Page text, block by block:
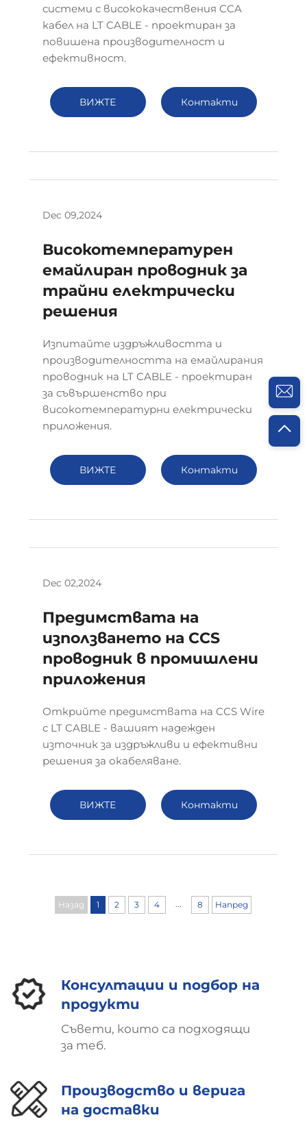
системи с висококачествения CCA
кабел на LT CABLE - проектиран за
повишена производителност и
ефективност.
ВИЖТЕ Контакти
Dec 09,2024
Високотемпературен
емайлиран проводник за
трайни електрически
решения
Изпитайте издръжливостта и
производителността на емайлирания
проводник на LT CABLE - проектиран
за съвършенство при
високотемпературни електрически
приложения.
ВИЖТЕ Контакти
Dec 02,2024
Предимствата на
използването на CCS
проводник в промишлени
приложения
Открийте предимствата на CCS Wire
с LT CABLE - вашият надежден
източник за издръжливи и ефективни
решения за окабеляване.
ВИЖТЕ Контакти
Назад 1 2 3 4 ... 8 Напред
Консултации и подбор на
продукти
Съвети, които са подходящи
за теб.
Производство и верига
на доставки